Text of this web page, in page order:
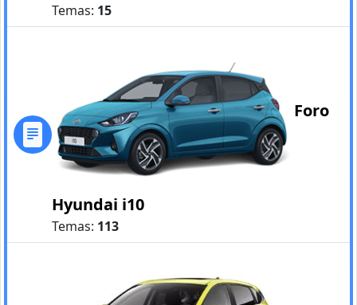
Temas: 15
Foro
Hyundai i10
Temas: 113